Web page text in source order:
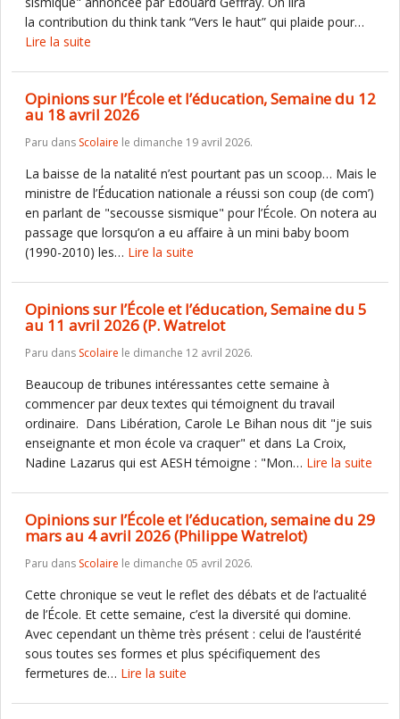
la contribution du think tank “Vers le haut” qui plaide pour…
Lire la suite
Opinions sur l’École et l’éducation, Semaine du 12
au 18 avril 2026
Paru dans Scolaire le dimanche 19 avril 2026.
La baisse de la natalité n’est pourtant pas un scoop… Mais le
ministre de l’Éducation nationale a réussi son coup (de com’)
en parlant de "secousse sismique" pour l’École. On notera au
passage que lorsqu’on a eu affaire à un mini baby boom
(1990-2010) les… Lire la suite
Opinions sur l’École et l’éducation, Semaine du 5
au 11 avril 2026 (P. Watrelot
Paru dans Scolaire le dimanche 12 avril 2026.
Beaucoup de tribunes intéressantes cette semaine à
commencer par deux textes qui témoignent du travail
ordinaire. Dans Libération, Carole Le Bihan nous dit "je suis
enseignante et mon école va craquer" et dans La Croix,
Nadine Lazarus qui est AESH témoigne : "Mon… Lire la suite
Opinions sur l’École et l’éducation, semaine du 29
mars au 4 avril 2026 (Philippe Watrelot)
Paru dans Scolaire le dimanche 05 avril 2026.
Cette chronique se veut le reflet des débats et de l’actualité
de l’École. Et cette semaine, c’est la diversité qui domine.
Avec cependant un thème très présent : celui de l’austérité
sous toutes ses formes et plus spécifiquement des
fermetures de… Lire la suite